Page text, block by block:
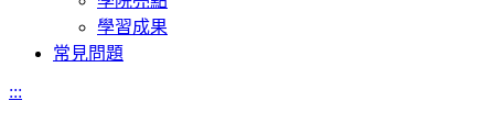
學習成果
常見問題
:::